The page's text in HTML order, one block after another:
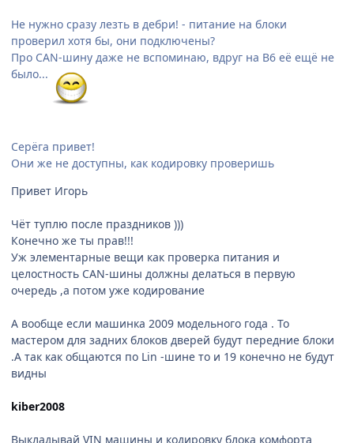
Не нужно сразу лезть в дебри! - питание на блоки
проверил хотя бы, они подключены?
Про CAN-шину даже не вспоминаю, вдруг на В6 её ещё не
было...
Серёга привет!
Они же не доступны, как кодировку проверишь
Привет Игорь
Чёт туплю после праздников )))
Конечно же ты прав!!!
Уж элементарные вещи как проверка питания и
целостность CAN-шины должны делаться в первую
очередь ,а потом уже кодирование
А вообще если машинка 2009 модельного года . То
мастером для задних блоков дверей будут передние блоки
.А так как общаются по Lin -шине то и 19 конечно не будут
видны
kiber2008
Выкладывай VIN машины и кодировку блока комфорта